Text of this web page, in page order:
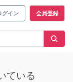
グイン 会員登録
ている